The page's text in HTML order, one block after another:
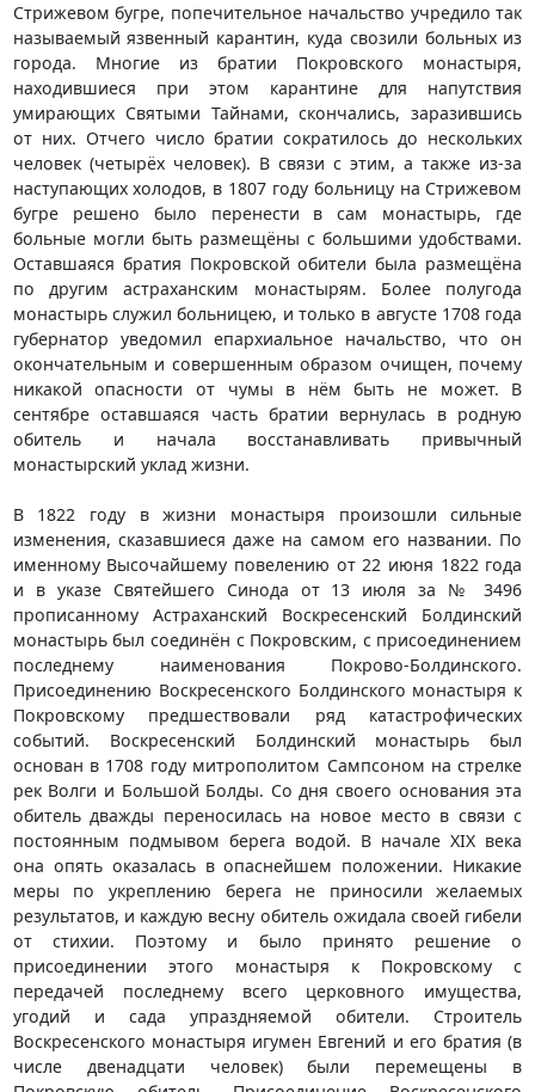
Стрижевом бугре, попечительное начальство учредило так
называемый язвенный карантин, куда свозили больных из
города. Многие из братии Покровского монастыря,
находившиеся при этом карантине для напутствия
умирающих Святыми Тайнами, скончались, заразившись
от них. Отчего число братии сократилось до нескольких
человек (четырёх человек). В связи с этим, а также из-за
наступающих холодов, в 1807 году больницу на Стрижевом
бугре решено было перенести в сам монастырь, где
больные могли быть размещёны с большими удобствами.
Оставшаяся братия Покровской обители была размещёна
по другим астраханским монастырям. Более полугода
монастырь служил больницею, и только в августе 1708 года
губернатор уведомил епархиальное начальство, что он
окончательным и совершенным образом очищен, почему
никакой опасности от чумы в нём быть не может. В
сентябре оставшаяся часть братии вернулась в родную
обитель и начала восстанавливать привычный
монастырский уклад жизни.
В 1822 году в жизни монастыря произошли сильные
изменения, сказавшиеся даже на самом его названии. По
именному Высочайшему повелению от 22 июня 1822 года
и в указе Святейшего Синода от 13 июля за № 3496
прописанному Астраханский Воскресенский Болдинский
монастырь был соединён с Покровским, с присоединением
последнему наименования Покрово-Болдинского.
Присоединению Воскресенского Болдинского монастыря к
Покровскому предшествовали ряд катастрофических
событий. Воскресенский Болдинский монастырь был
основан в 1708 году митрополитом Сампсоном на стрелке
рек Волги и Большой Болды. Со дня своего основания эта
обитель дважды переносилась на новое место в связи с
постоянным подмывом берега водой. В начале XIX века
она опять оказалась в опаснейшем положении. Никакие
меры по укреплению берега не приносили желаемых
результатов, и каждую весну обитель ожидала своей гибели
от стихии. Поэтому и было принято решение о
присоединении этого монастыря к Покровскому с
передачей последнему всего церковного имущества,
угодий и сада упраздняемой обители. Строитель
Воскресенского монастыря игумен Евгений и его братия (в
числе двенадцати человек) были перемещены в